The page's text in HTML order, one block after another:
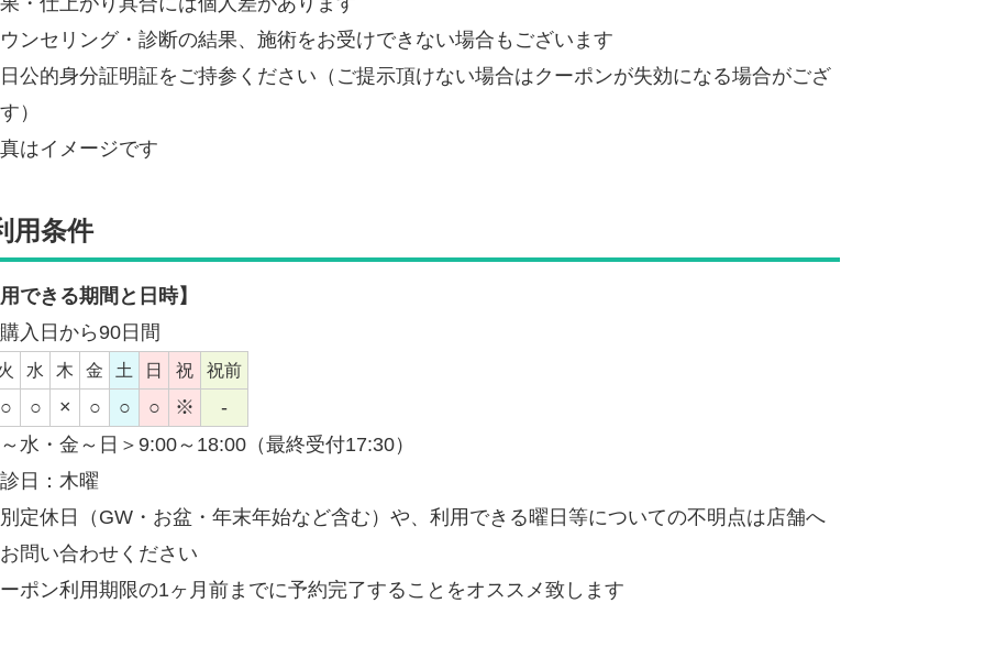
ンセリング・診断の結果、施術をお受けできない場合もございます
公的身分証明証をご持参ください（ご提示頂けない場合はクーポンが失効になる場合がござ
）
はイメージです
用条件
できる期間と日時】
入日から90日間
水 木 金 土 日 祝 祝前
○ ○ × ○ ○ ○ ※
-
水・金～日＞9:00～18:00（最終受付17:30）
日：木曜
定休日（GW・お盆・年末年始など含む）や、利用できる曜日等についての不明点は店舗へ
問い合わせください
ポン利用期限の1ヶ月前までに予約完了することをオススメ致します